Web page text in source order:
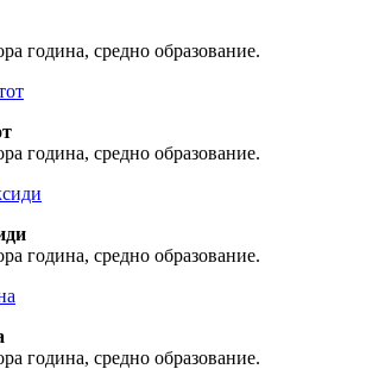
година, средно образование.
година, средно образование.
година, средно образование.
година, средно образование.